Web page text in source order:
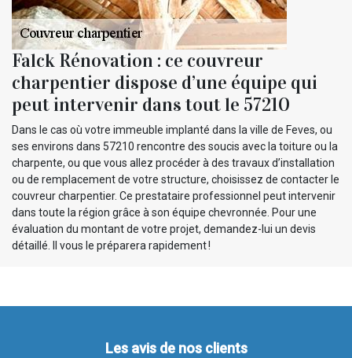
Falck Rénovation : ce couvreur
charpentier dispose d’une équipe qui
peut intervenir dans tout le 57210
Dans le cas où votre immeuble implanté dans la ville de Feves, ou
ses environs dans 57210 rencontre des soucis avec la toiture ou la
charpente, ou que vous allez procéder à des travaux d’installation
ou de remplacement de votre structure, choisissez de contacter le
couvreur charpentier. Ce prestataire professionnel peut intervenir
dans toute la région grâce à son équipe chevronnée. Pour une
évaluation du montant de votre projet, demandez-lui un devis
détaillé. Il vous le préparera rapidement !
Les avis de nos clients